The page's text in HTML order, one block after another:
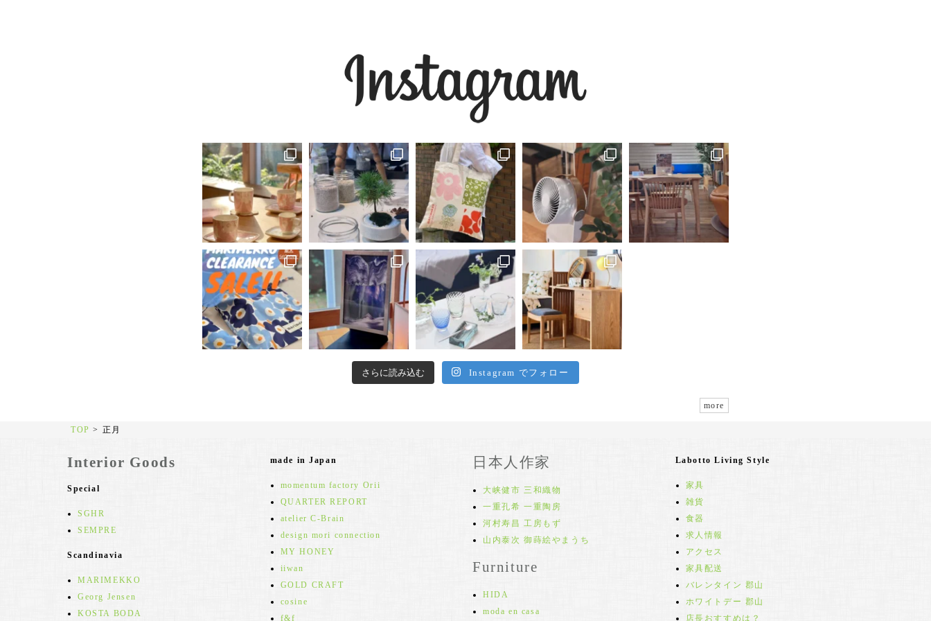
さらに読み込む Instagram でフォロー
more
TOP > 正月
Interior Goods
Special
SGHR
SEMPRE
Scandinavia
MARIMEKKO
Georg Jensen
KOSTA BODA
made in Japan
momentum factory Orii
QUARTER REPORT
atelier C-Brain
design mori connection
MY HONEY
iiwan
GOLD CRAFT
cosine
f&f
日本人作家
大峡健市 三和織物
一重孔希 一重陶房
河村寿昌 工房もず
山内泰次 御蒔絵やまうち
Furniture
HIDA
moda en casa
Labotto Living Style
家具
雑貨
食器
求人情報
アクセス
家具配送
バレンタイン 郡山
ホワイトデー 郡山
店長おすすめは？